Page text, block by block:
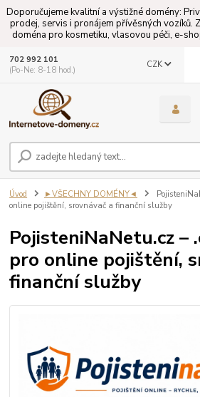
Doporučujeme kvalitní a výstižné domény:
prodej, servis i pronájem přívěsných vozíků.
doména pro kosmetiku, vlasovou péči, e-
CZK
702 992 101
(Po-Ne: 8-18 hod.)
Úvod ►VŠECHNY DOMÉNY◄
online pojištění, srovnávač a finanční služby
PojisteniNaNetu.cz –
pro online pojištění,
finanční služby